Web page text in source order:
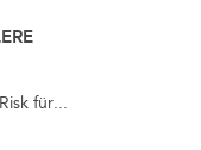
für...